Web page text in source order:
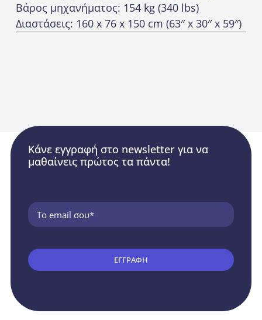
Βάρος μηχανήματος: 154 kg (340 lbs)
Διαστάσεις: 160 x 76 x 150 cm (63″ x 30″ x 59″)
Κάνε εγγραφή στο newsletter για να
μαθαίνεις πρώτος τα πάντα!
ΕΓΓΡΑΦΗ